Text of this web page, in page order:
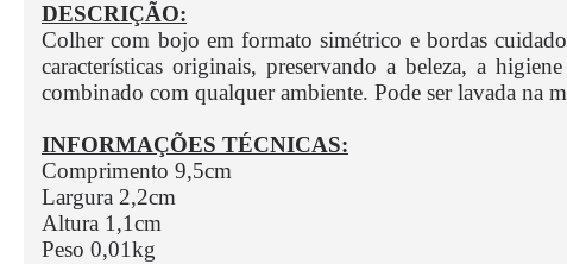
DESCRIÇÃO:
Colher com bojo em formato simétrico e bordas
características originais, preservando a beleza, a
combinado com qualquer ambiente. Pode ser lavada na
INFORMAÇÕES TÉCNICAS:
Comprimento 9,5cm
Largura 2,2cm
Altura 1,1cm
Peso 0,01kg